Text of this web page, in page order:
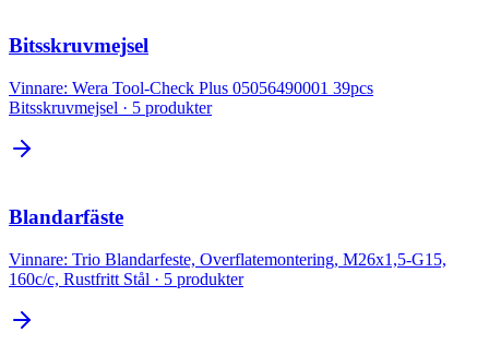
Bitsskruvmejsel
Vinnare: Wera Tool-Check Plus 05056490001 39pcs
Bitsskruvmejsel · 5 produkter
Blandarfäste
Vinnare: Trio Blandarfeste, Overflatemontering, M26x1,5-G15,
160c/c, Rustfritt Stål · 5 produkter